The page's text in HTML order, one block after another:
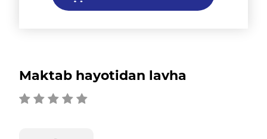
Maktab hayotidan lavha